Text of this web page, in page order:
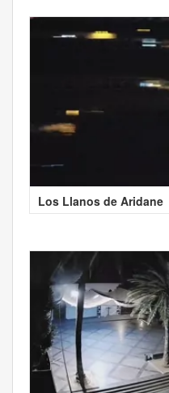
Los Llanos de Aridane